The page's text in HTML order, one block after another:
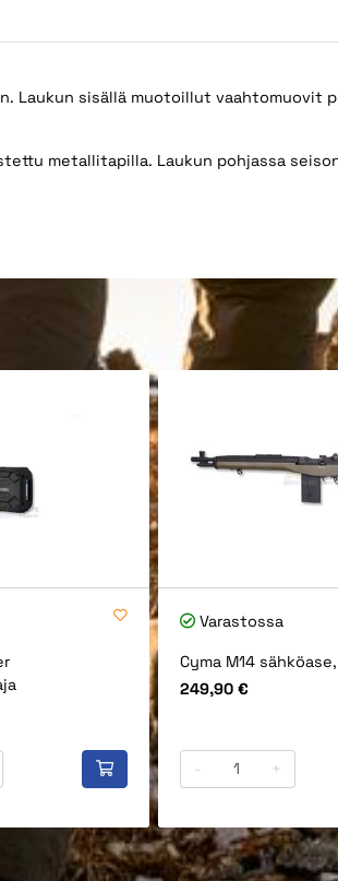
Laukun sisällä muotoillut vaahtomuovit
metallitapilla. Laukun pohjassa
Varastossa
Cyma M14
Hinta
249,90 €
- +